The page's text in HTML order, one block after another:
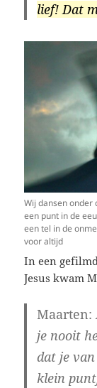
lief! Dat
Wij dansen onder
een punt in de
een tel in de
voor altijd
In een
Jesus kwam
Maarten:
je nooit
dat je
klein